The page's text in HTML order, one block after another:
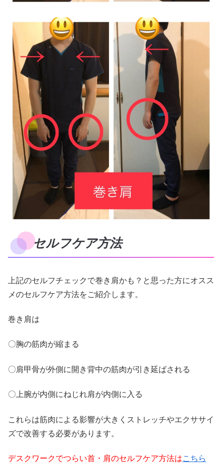
セルフケア方法
上記のセルフチェックで巻き肩かも？と思った方にオスス
メのセルフケア方法をご紹介します。
巻き肩は
〇胸の筋肉が縮まる
〇肩甲骨が外側に開き背中の筋肉が引き延ばされる
〇上腕が内側にねじれ肩が内側に入る
これらは筋肉による影響が大きくストレッチやエクササイ
ズで改善する必要があります。
デスクワークでつらい首・肩のセルフケア方法はこちら